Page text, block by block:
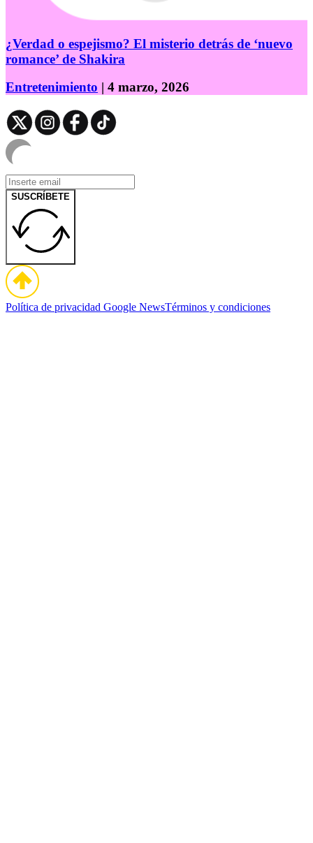
¿Verdad o espejismo? El misterio detrás de ‘nuevo
romance’ de Shakira
Entretenimiento | 4 marzo, 2026
SUSCRÍBETE
Política de privacidad Google NewsTérminos y condiciones